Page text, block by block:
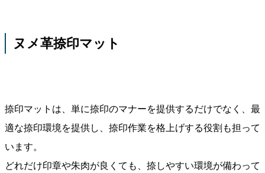
ヌメ革捺印マット
捺印マットは、単に捺印のマナーを提供するだけでなく、最
適な捺印環境を提供し、捺印作業を格上げする役割も担って
います。
どれだけ印章や朱肉が良くても、捺しやすい環境が備わって